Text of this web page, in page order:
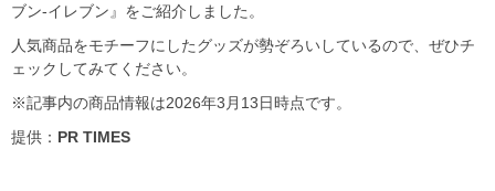
ブン‐イレブン』をご紹介しました。
人気商品をモチーフにしたグッズが勢ぞろいしているので、ぜひチ
ェックしてみてください。
※記事内の商品情報は2026年3月13日時点です。
提供： PR TIMES